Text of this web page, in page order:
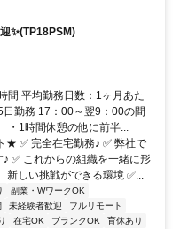
✨(TP18PSM)
間 平均勤務日数：1ヶ月あた
勤務 17：00～翌9：00の間
・1時間休憩の他に前半...
✅ 完全在宅勤務♪ ✅ 弊社で
✅ これからの組織を一緒に形
新しい挑戦ができる環境 ✅...
副業・WワークOK
未経験者歓迎
フルリモート
在宅OK ブランクOK
育休あり